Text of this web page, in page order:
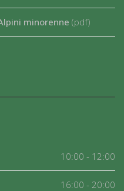
minorenne (pdf)
10:00 - 12:00
16:00 - 20:00